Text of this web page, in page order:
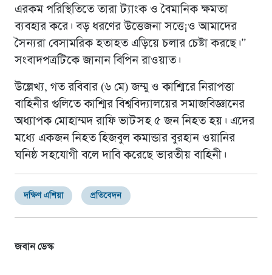
এরকম পরিস্থিতিতে তারা ট্যাংক ও বৈমানিক ক্ষমতা
ব্যবহার করে। বড় ধরণের উত্তেজনা সত্তে¡ও আমাদের
সৈন্যরা বেসামরিক হতাহত এড়িয়ে চলার চেষ্টা করছে।”
সংবাদপত্রটিকে জানান বিপিন রাওয়াত।
উল্লেখ্য, গত রবিবার (৬ মে) জম্মু ও কাশ্মিরে নিরাপত্তা
বাহিনীর গুলিতে কাশ্মির বিশ্ববিদ্যালয়ের সমাজবিজ্ঞানের
অধ্যাপক মোহাম্মদ রাফি ভাটসহ ৫ জন নিহত হয়। এদের
মধ্যে একজন নিহত হিজবুল কমান্ডার বুরহান ওয়ানির
ঘনিষ্ঠ সহযোগী বলে দাবি করেছে ভারতীয় বাহিনী।
দক্ষিণ এশিয়া প্রতিবেদন
জবান ডেস্ক